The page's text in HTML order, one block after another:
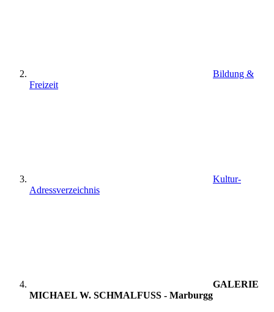
Bildung &
Freizeit
Kultur-
Adressverzeichnis
GALERIE
MICHAEL W. SCHMALFUSS - Marburgg